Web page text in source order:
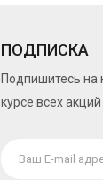
ПОДПИСКА
Подпишитесь на
курсе всех акций